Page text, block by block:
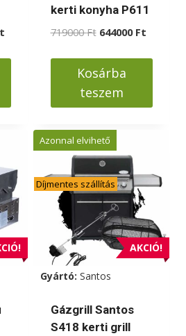
Current
is:
kerti konyha P611
719000Ft Original
was:
719000 Ft.
644000 FtCurrent
is:
Kosárba
teszem
AKCIÓ!
Azonnal elvihető
Díjmentes szállítás
Gyártó: Santos
Gázgrill Santos
S418 kerti grill